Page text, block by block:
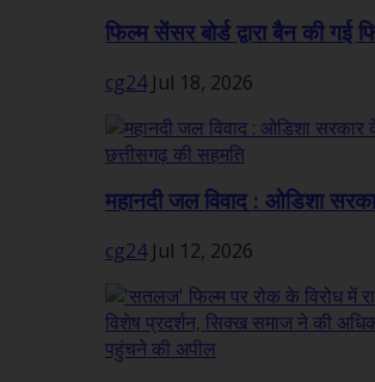
फिल्म सेंसर बोर्ड द्वारा बैन की
cg24 Jul 18, 2026
महानदी जल विवाद : ओडिशा
cg24 Jul 12, 2026